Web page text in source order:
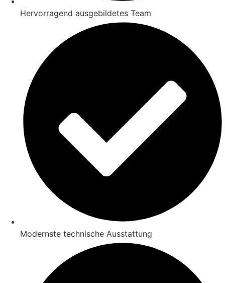
Hervorragend ausgebildetes Team
Modernste technische Ausstattung